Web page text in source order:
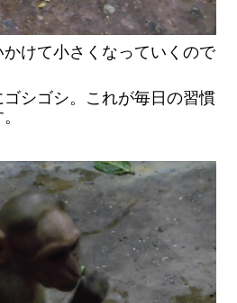
けて小さくなっていくので
シゴシ。これが毎日の習慣